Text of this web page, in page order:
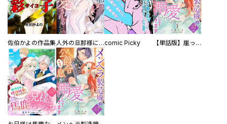
佐伯かよの作品集 人外の旦那様に娶られ毎晩ナカまで愛される…。アンソロジーcomic Picky 【単話版】崖っぷち令嬢ですが、意地と策略で幸せになります！シリーズ